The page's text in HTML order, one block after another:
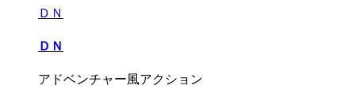
ＤＮ
ＤＮ
アドベンチャー風アクション